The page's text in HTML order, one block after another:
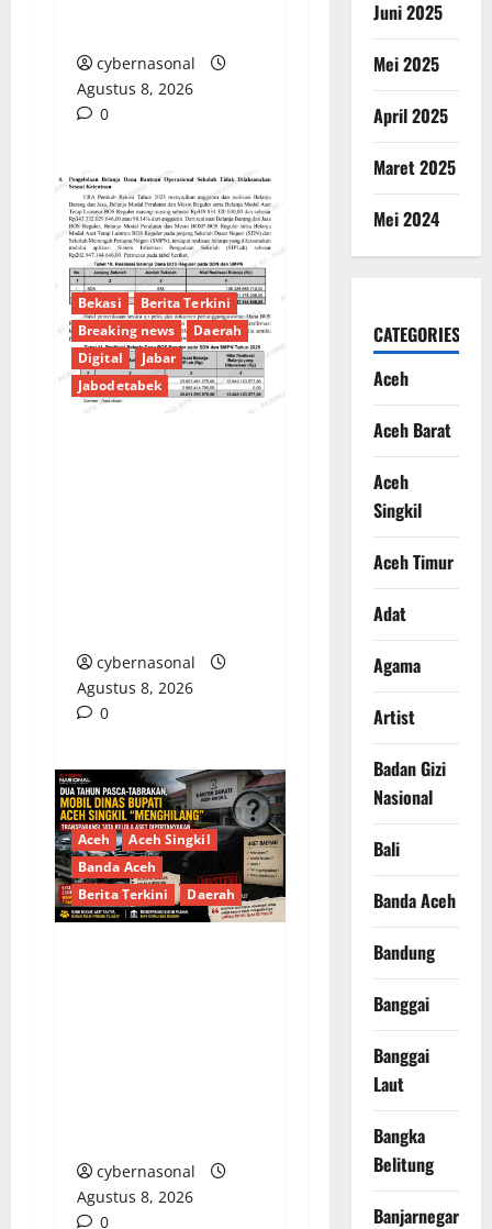
cybernasonal
Agustus 8, 2026
0
Bekasi
Berita Terkini
Breaking news
Daerah
Digital
Jabar
Jabodetabek
cybernasonal
Agustus 8, 2026
0
Aceh
Aceh Singkil
Banda Aceh
Berita Terkini
Daerah
cybernasonal
Agustus 8, 2026
0
Juni 2025
Mei 2025
April 2025
Maret 2025
Mei 2024
CATEGORIES
Aceh
Aceh Barat
Aceh
Singkil
Aceh Timur
Adat
Agama
Artist
Badan Gizi
Nasional
Bali
Banda Aceh
Bandung
Banggai
Banggai
Laut
Bangka
Belitung
Banjarnegara